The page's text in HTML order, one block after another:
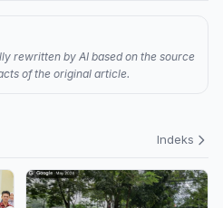
rewritten by AI based on the source
of the original article.
Indeks